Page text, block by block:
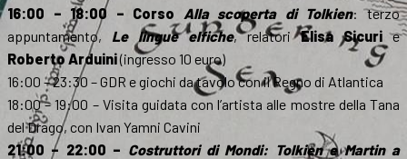
16:00 – 18:00 – Corso Alla scoperta di Tolkien: terzo
appuntamento, Le lingue elfiche, relatoriElisa Sicuri e
Roberto Arduini(ingresso 10 euro)
16:00 – 23:30 – GDR e giochi da tavolo con il Regno di Atlantica
18:00 – 19:00 – Visita guidata con l’artista alle mostre della Tana
del Drago, con Ivan Yamni Cavini
21:00 – 22:00 – Costruttori di Mondi: Tolkien e Martin a